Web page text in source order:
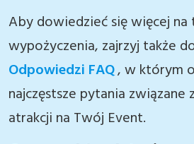
Aby dowiedzieć się więcej na
wypożyczenia, zajrzyj także
Odpowiedzi FAQ, w którym
najczęstsze pytania związane
atrakcji na Twój Event.